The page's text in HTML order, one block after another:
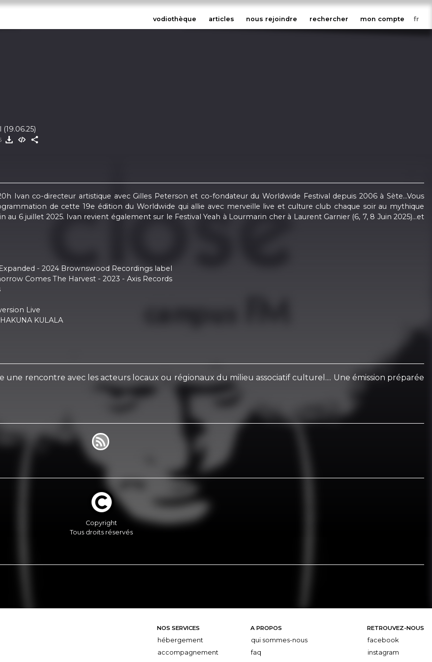
vodiothèque articles nous rejoindre rechercher mon compte
Ivan co-directeur artistique avec Gilles Peterson et co-fondateur du Worldwide Festival depuis 2006 à Sète...Vous
de cette 19e édition du Worldwide qui allie avec merveille live et culture club chaque soir au mythique
6 juillet 2025. Ivan revient également sur le Festival Yeah à Lourmarin cher à Laurent Garnier (6, 7, 8 Juin 2025)...et
- 2024 Brownswood Recordings label
Comes The Harvest - 2023 - Axis Records
Live
KULALA
une rencontre avec les acteurs locaux ou régionaux du milieu associatif culturel.... Une émission préparée
Copyright
Tous droits réservés
NOS SERVICES
hébergement
accompagnement
A PROPOS
qui sommes-nous
faq
RETROUVEZ-NOUS
facebook
instagram